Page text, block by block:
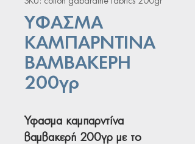
ΥΦΑΣΜΑ
ΚΑΜΠΑΡΝΤΙΝΑ
ΒΑΜΒΑΚΕΡΗ
200γρ
Ύφασμα καμπαρντίνα
βαμβακερή 200γρ με το